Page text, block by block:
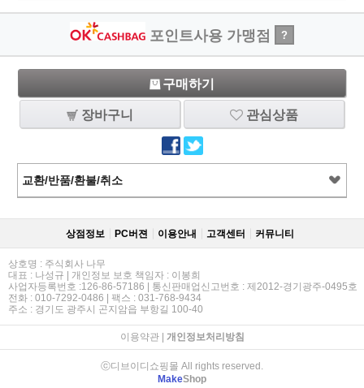
포인트사용 가맹점 ?
구매하기
장바구니 관심상품
교환/반품/환불/취소
상점정보 PC버젼 이용안내 고객센터 커뮤니티
상호명 : 주식회사 나무
대표 : 나성규 | 개인정보 보호 책임자 : 이봉희
사업자등록번호 :126-86-57186 | 통신판매업신고번호 : 제2012-경기광주-0495호
전화 : 010-7292-0486 | 팩스 : 031-768-9434
주소 : 경기도 광주시 곤지암읍 부항길 100-40
이용약관| 개인정보처리방침
ⓒ디브이디쇼핑몰 All rights reserved.
MakeShop